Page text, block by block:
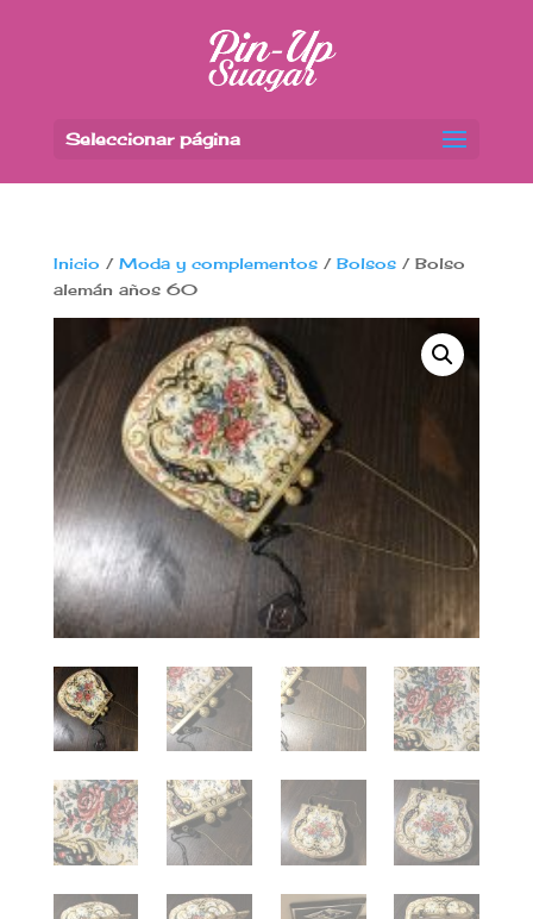
Seleccionar página
Inicio / Moda y complementos/ Bolsos/ Bolso
alemán años 60